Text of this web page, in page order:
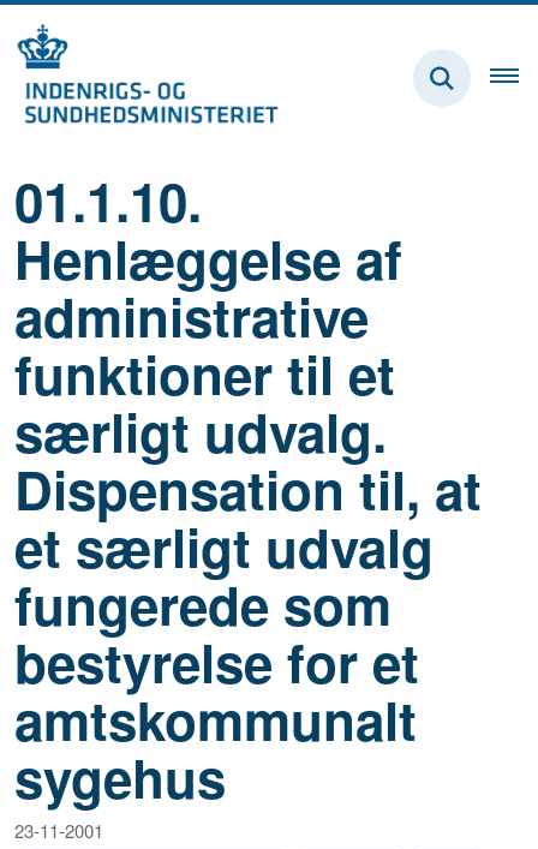
01.1.10.
Henlæggelse af
administrative
funktioner til et
særligt udvalg.
Dispensation til, at
et særligt udvalg
fungerede som
bestyrelse for et
amtskommunalt
sygehus
23-11-2001